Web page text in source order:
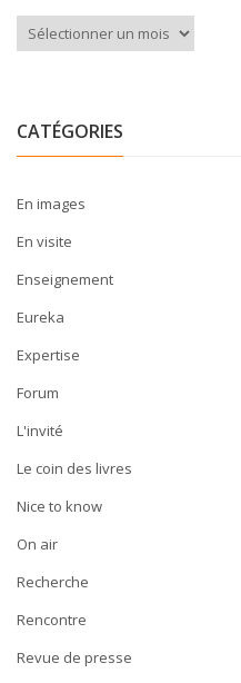
Archives
CATÉGORIES
En images
En visite
Enseignement
Eureka
Expertise
Forum
L'invité
Le coin des livres
Nice to know
On air
Recherche
Rencontre
Revue de presse